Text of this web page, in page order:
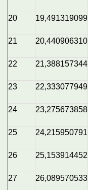
20 19,491319099
21 20,440906310
22 21,388157344
23 22,333077949
24 23,275673858
25 24,215950791
26 25,153914452
27 26,089570533